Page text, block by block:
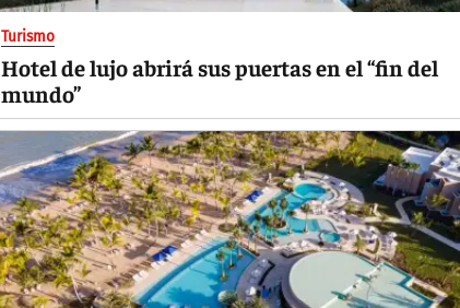
Turismo
Hotel de lujo abrirá sus puertas en el “fin del
mundo”